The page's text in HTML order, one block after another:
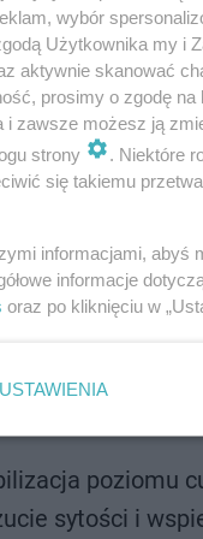
W takiej
objawy i jak ją
ważną rolę we
cud”, wiele
przy Hashimoto:
poziomu
sytości i
wybór
Użytkownika my i
aktywnie skanować
prosimy o zgodę
i zawsze możesz ją
strony
. Niektóre
się takiemu
informacjami, abyś
informacje
oraz po kliknięciu w
USTAWIENIA